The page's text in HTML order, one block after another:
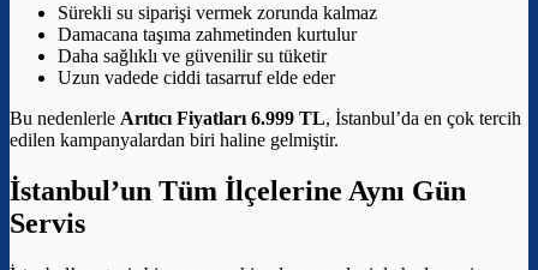
Sürekli su siparişi vermek zorunda kalmaz
Damacana taşıma zahmetinden kurtulur
Daha sağlıklı ve güvenilir su tüketir
Uzun vadede ciddi tasarruf elde eder
Bu nedenlerle Arıtıcı Fiyatları 6.999 TL, İstanbul’da en çok tercih
edilen kampanyalardan biri haline gelmiştir.
İstanbul’un Tüm İlçelerine Aynı Gün
Servis